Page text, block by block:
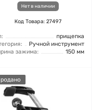
Нет в наличии
Код Товара: 27497
прищепка
Ручной инструмент
зажима:
150 мм